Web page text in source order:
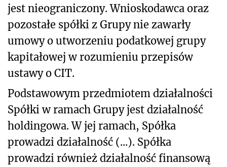
jest nieograniczony. Wnioskodawca oraz
pozostałe spółki z Grupy nie zawarły
umowy o utworzeniu podatkowej grupy
kapitałowej w rozumieniu przepisów
ustawy o CIT.
Podstawowym przedmiotem działalności
Spółki w ramach Grupy jest działalność
holdingowa. W jej ramach, Spółka
prowadzi działalność (...). Spółka
prowadzi również działalność finansową